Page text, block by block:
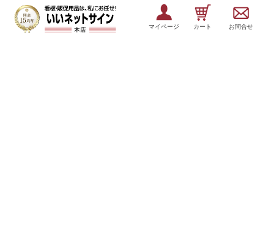
マイページ カート お問合せ